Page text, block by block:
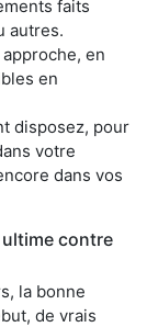
faits
autres.
en
en
disposez, pour
votre
dans vos
contre
la bonne
de vrais